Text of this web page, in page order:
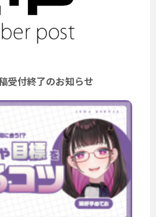
受付終了のお知らせ